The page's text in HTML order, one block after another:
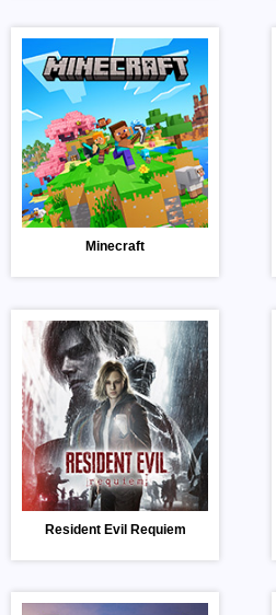
Minecraft
Resident Evil Requiem